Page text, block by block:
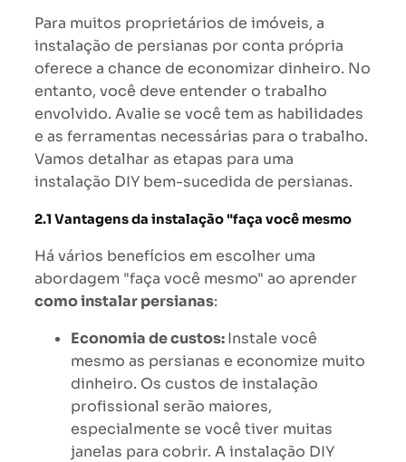
Para muitos proprietários de imóveis, a
instalação de persianas por conta própria
oferece a chance de economizar dinheiro. No
entanto, você deve entender o trabalho
envolvido. Avalie se você tem as habilidades
e as ferramentas necessárias para o trabalho.
Vamos detalhar as etapas para uma
instalação DIY bem-sucedida de persianas.
2.1 Vantagens da instalação "faça você mesmo
Há vários benefícios em escolher uma
abordagem "faça você mesmo" ao aprender
como instalar persianas:
Economia de custos:Instale você
mesmo as persianas e economize muito
dinheiro. Os custos de instalação
profissional serão maiores,
especialmente se você tiver muitas
janelas para cobrir. A instalação DIY